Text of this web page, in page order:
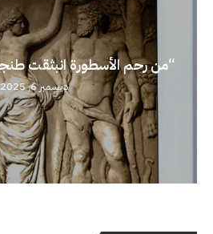
“من رحم الأسطورة انبثقت
ديسمبر 6, 2025